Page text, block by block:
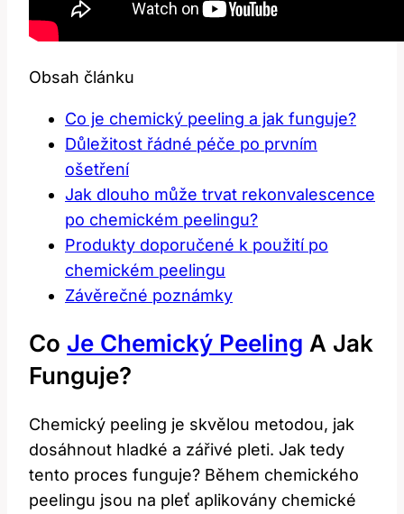
Obsah článku
Co​ je chemický peeling​ a jak funguje?
Důležitost⁢ řádné péče po ‌prvním
ošetření
Jak dlouho může ⁢trvat⁤ rekonvalescence‌
po chemickém peelingu?
Produkty doporučené k ‍použití po‌
chemickém peelingu
Závěrečné poznámky
Co​ Je Chemický Peeling ​ A Jak
Funguje?
Chemický ‍peeling je skvělou ⁢metodou,‍ jak‌
dosáhnout hladké a zářivé pleti. ‍Jak tedy⁤
tento proces funguje? Během chemického⁢
peelingu jsou‌ na pleť aplikovány chemické